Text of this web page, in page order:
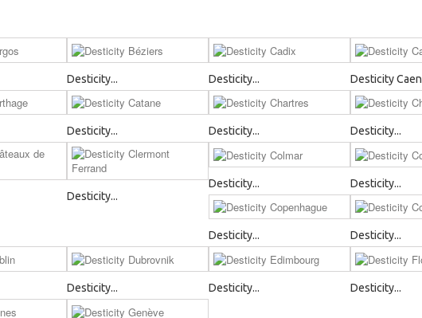
Desticity... Desticity... Desticity Caen
Desticity... Desticity... Desticity...
Desticity...
Desticity... Desticity...
Desticity... Desticity...
Desticity... Desticity... Desticity...